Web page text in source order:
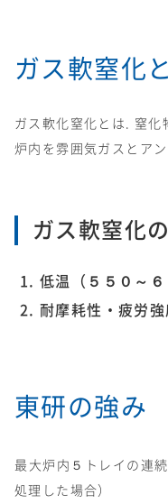
ガス軟窒化
ガス軟化窒化とは. 窒化
炉内を雰囲気ガスとア
ガス軟窒化
低温（５５０～
耐摩耗性・疲労強
東研の強み
最大炉内５トレイの連
処理した場合）